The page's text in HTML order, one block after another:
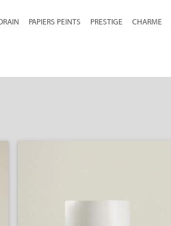
PAPIERS PEINTS PRESTIGE CHARME